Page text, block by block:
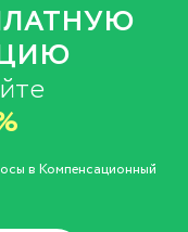
в Компенсационный